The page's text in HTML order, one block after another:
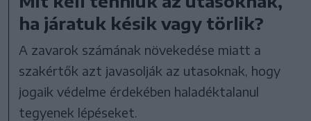
ha járatuk késik vagy törlik?
A zavarok számának növekedése miatt a
szakértők azt javasolják az utasoknak, hogy
jogaik védelme érdekében haladéktalanul
tegyenek lépéseket.